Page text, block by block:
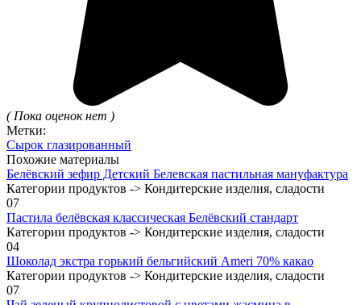
( Пока оценок нет )
Метки:
Сырок глазированный
Похожие материалы
Белёвский зефир Детский Белевская пастильная мануфактура
Категории продуктов -> Кондитерские изделия, сладости
07
Пастила белёвская классическая Белёвский стандарт
Категории продуктов -> Кондитерские изделия, сладости
04
Шоколад экстра горький бельгийский Ameri 70% какао
Категории продуктов -> Кондитерские изделия, сладости
07